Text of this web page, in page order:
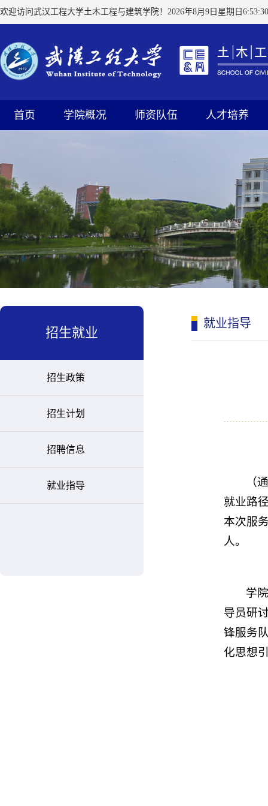
欢迎访问武汉工程大学土木工程与建筑学院！ 2026年8月9日星期日6:53:31
首页 学院概况 师资队伍 人才培养
招生就业
招生政策
招生计划
招聘信息
就业指导
就业指导
（
就业路
本次服
人。
学
导员研
锋服务
化思想